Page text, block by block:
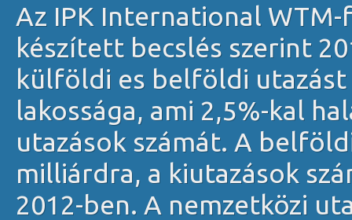
Az IPK International
készített becslés szerint
külföldi es belföldi
lakossága, ami 2,5%-kal
utazások számát. A
milliárdra, a kiutazások
2012-ben. A nemzetközi